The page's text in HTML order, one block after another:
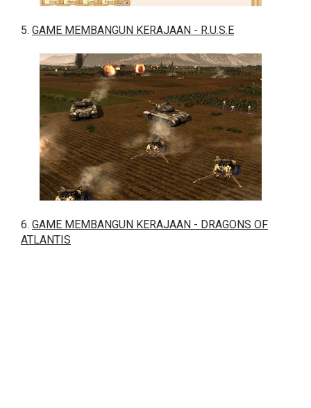
5. GAME MEMBANGUN KERAJAAN - R.U.S.E
6. GAME MEMBANGUN KERAJAAN - DRAGONS OF
ATLANTIS